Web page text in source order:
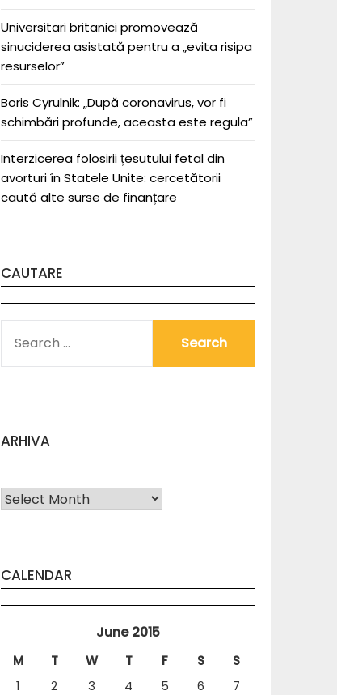
Universitari britanici promovează
sinuciderea asistată pentru a „evita risipa
resurselor”
Boris Cyrulnik: „După coronavirus, vor fi
schimbări profunde, aceasta este regula”
Interzicerea folosirii țesutului fetal din
avorturi în Statele Unite: cercetătorii
caută alte surse de finanțare
CAUTARE
FOR:
ARHIVA
Arhiva
CALENDAR
June 2015
M T W T F S
S
1
2 3 4 5 6
7